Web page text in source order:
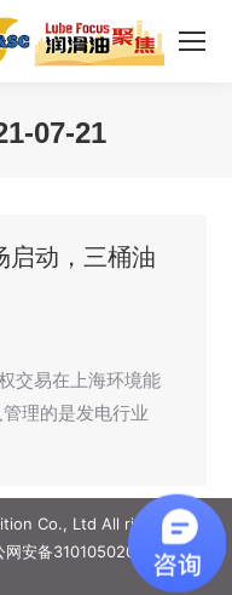
07-21
启动，三桶油
交易在上海环境能
理的是发电行业
Co., Ltd All rights
安备31010502006887号